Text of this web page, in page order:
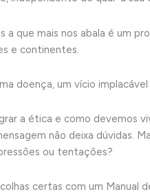
que mais nos abala é um
e continentes.
doença, um vício
a ética e como devemos
não deixa dúvidas.
ou tentações?
certas com um